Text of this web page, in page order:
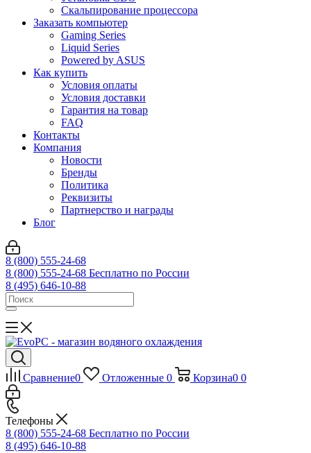
Скальпирование процессора
Заказать компьютер
Gaming Series
Liquid Series
Powered by ASUS
Как купить
Условия оплаты
Условия доставки
Гарантия на товар
FAQ
Контакты
Компания
Новости
Бренды
Политика
Реквизиты
Партнерство и награды
Блог
8 (800) 555-24-68
8 (800) 555-24-68 Бесплатно по России
8 (495) 646-10-88
Сравнение0 Отложенные 0 Корзина0 0
Телефоны
8 (800) 555-24-68 Бесплатно по России
8 (495) 646-10-88